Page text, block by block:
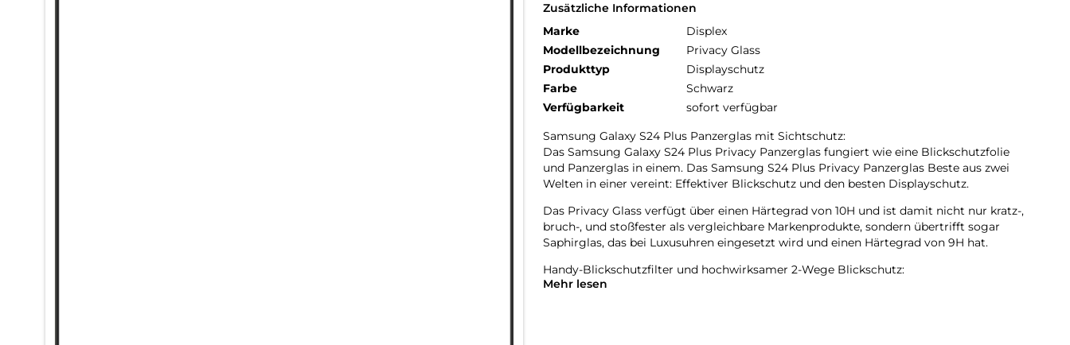
Zusätzliche Informationen
Marke
Displex
Modellbezeichnung
Privacy Glass
Produkttyp
Displayschutz
Farbe
Schwarz
Verfügbarkeit
sofort verfügbar
Samsung Galaxy S24 Plus Panzerglas mit Sichtschutz:
Das Samsung Galaxy S24 Plus Privacy Panzerglas fungiert wie eine Blickschutzfolie
und Panzerglas in einem. Das Samsung S24 Plus Privacy Panzerglas Beste aus zwei
Welten in einer vereint: Effektiver Blickschutz und den besten Displayschutz.
Das Privacy Glass verfügt über einen Härtegrad von 10H und ist damit nicht nur kratz-,
bruch-, und stoßfester als vergleichbare Markenprodukte, sondern übertrifft sogar
Saphirglas, das bei Luxusuhren eingesetzt wird und einen Härtegrad von 9H hat.
Handy-Blickschutzfilter und hochwirksamer 2-Wege Blickschutz:
Das Samsung S24 Plus Privacy Panzerglas bleit seinem Namen treu. Dank speziellem
Mehr lesen